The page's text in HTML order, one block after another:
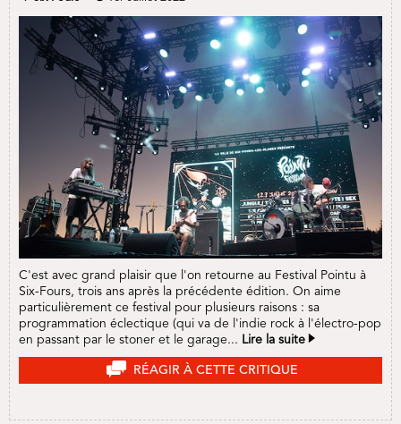
C'est avec grand plaisir que l'on retourne au Festival Pointu à
Six-Fours, trois ans après la précédente édition. On aime
particulièrement ce festival pour plusieurs raisons : sa
programmation éclectique (qui va de l'indie rock à l'électro-pop
en passant par le stoner et le garage... Lire la suite
RÉAGIR À CETTE CRITIQUE